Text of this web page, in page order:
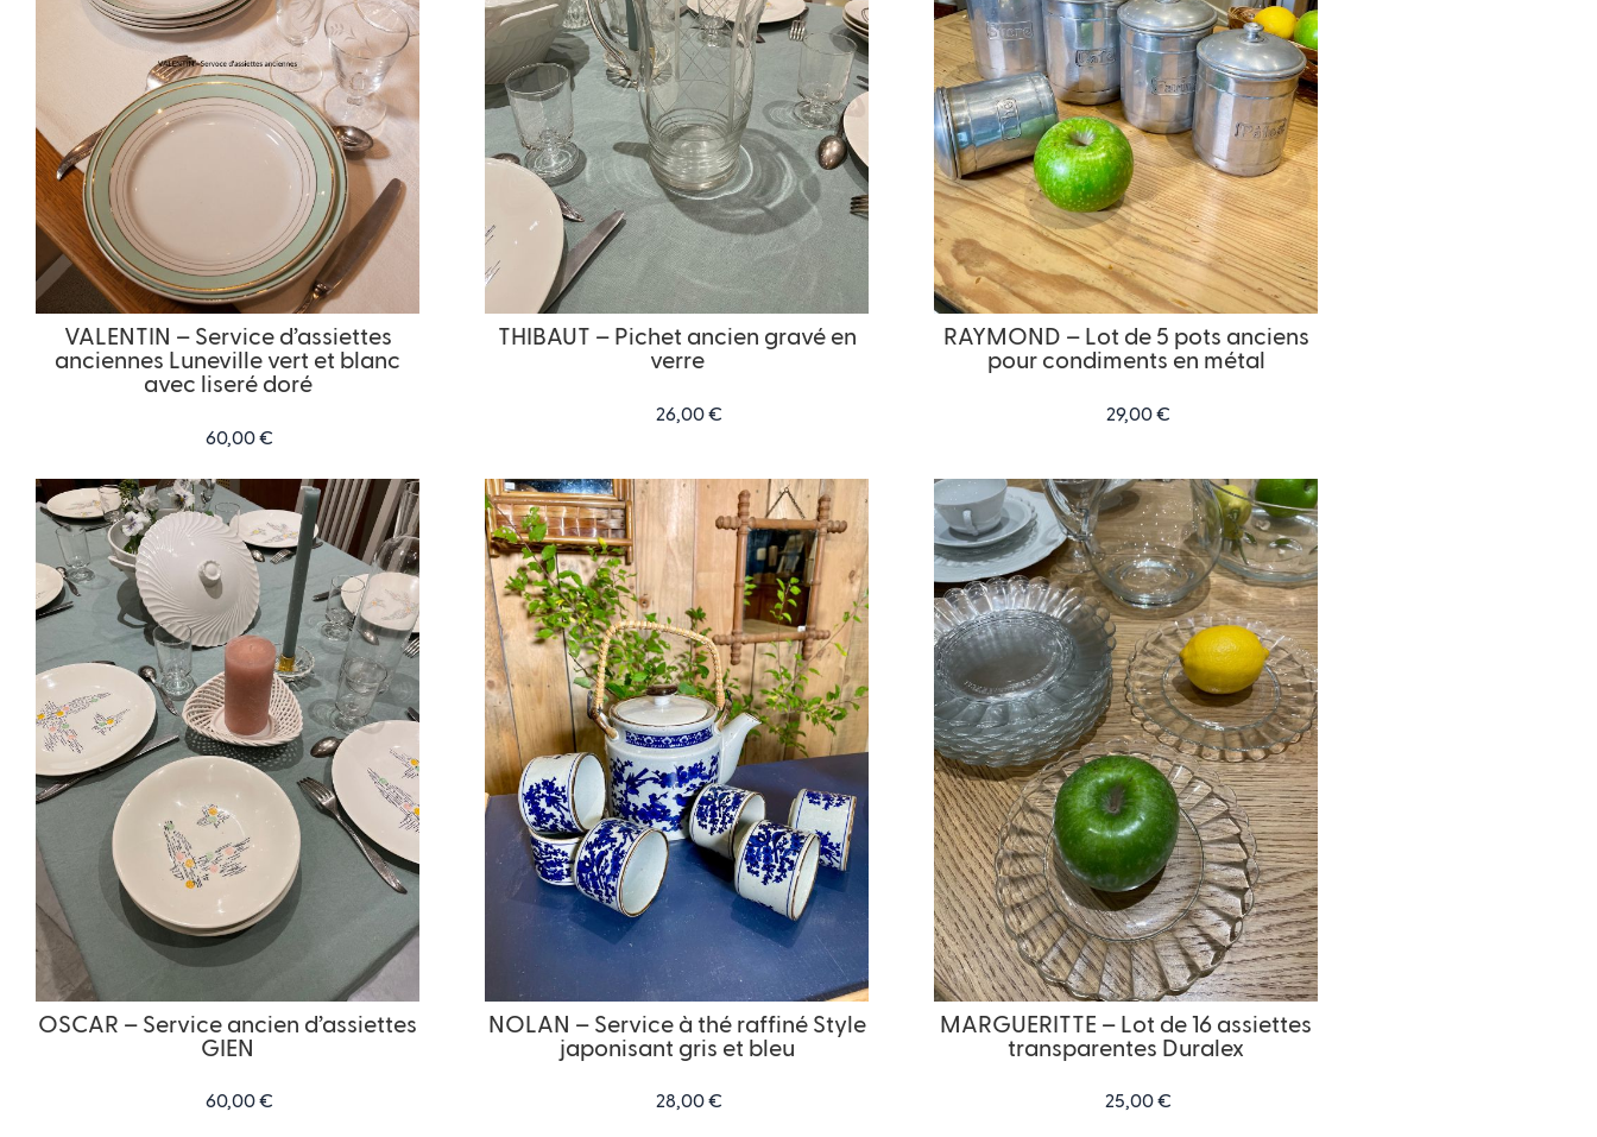
VALENTIN – Service d’assiettes
anciennes Luneville vert et blanc
avec liseré doré
60,00€
THIBAUT – Pichet ancien gravé en
verre
26,00€
RAYMOND – Lot de 5 pots anciens
pour condiments en métal
29,00€
OSCAR – Service ancien d’assiettes
GIEN
60,00€
NOLAN – Service à thé raffiné Style
japonisant gris et bleu
28,00€
MARGUERITTE – Lot de 16 assiettes
transparentes Duralex
25,00€